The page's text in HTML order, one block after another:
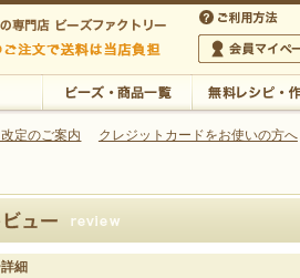
クセサリーの専門店
会員マイページ
定のご案内 クレジットカードをお使いの方へ
細